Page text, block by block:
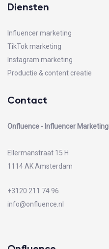
Diensten
Influencer marketing
TikTok marketing
Instagram marketing
Productie & content creatie
Contact
Onfluence - Influencer
Ellermanstraat 15 H
1114 AK Amsterdam
+3120 211 74 96
info@onfluence.nl